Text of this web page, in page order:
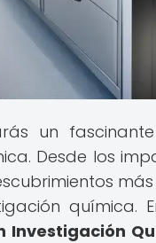
un
Desde los
más
química.
Investigación